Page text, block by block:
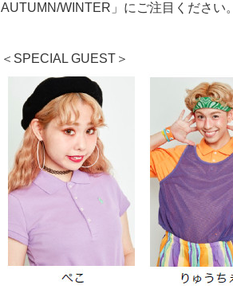
AUTUMN/WINTER」にご注目ください。
＜SPECIAL GUEST＞